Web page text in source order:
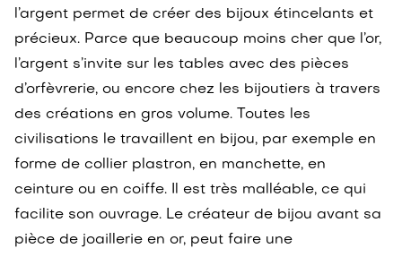
l’argent permet de créer des bijoux étincelants et
précieux. Parce que beaucoup moins cher que l’or,
l’argent s’invite sur les tables avec des pièces
d’orfèvrerie, ou encore chez les bijoutiers à travers
des créations en gros volume. Toutes les
civilisations le travaillent en bijou, par exemple en
forme de collier plastron, en manchette, en
ceinture ou en coiffe. Il est très malléable, ce qui
facilite son ouvrage. Le créateur de bijou avant sa
pièce de joaillerie en or, peut faire une